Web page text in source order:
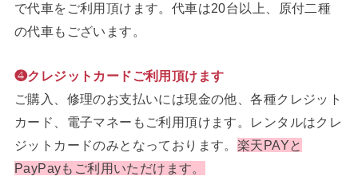
で代車をご利用頂けます。代車は20台以上、原付二種
の代車もございます。
❹クレジットカードご利用頂けます
ご購入、修理のお支払いには現金の他、各種クレジット
カード、電子マネーもご利用頂けます。レンタルはクレ
ジットカードのみとなっております。 楽天PAYと
PayPayもご利用いただけます。